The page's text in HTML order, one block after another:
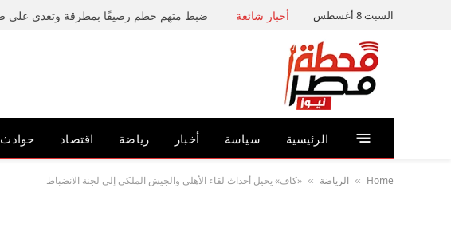
السبت 8 أغسطس أخبار شائعة
الرئيسية سياسة أخبار رياضة اقتصاد حوادث
Home
» الرياضة » «كاف» يحيل أحداث لقاء الأهلي والجيش الملكي إلى لجنة الانضباط